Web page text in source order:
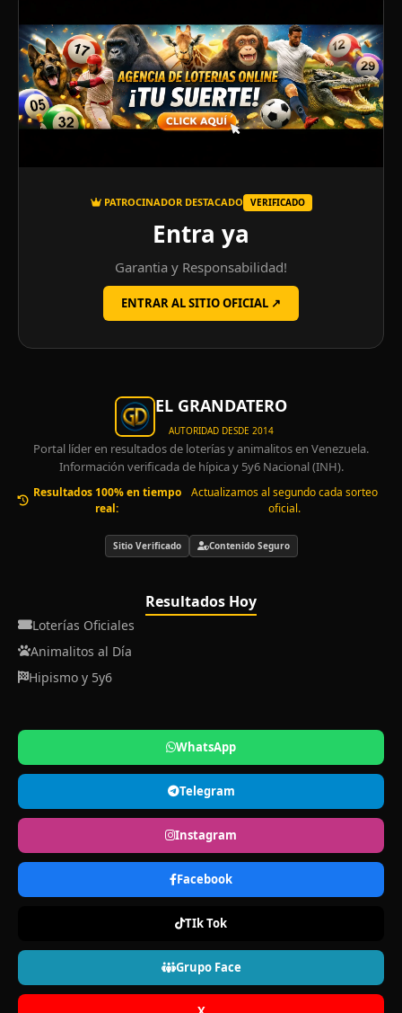
PATROCINADOR DESTACADO VERIFICADO
Entra ya
Garantia y Responsabilidad!
ENTRAR AL SITIO OFICIAL ↗
EL GRANDATERO
AUTORIDAD DESDE 2014
Portal líder en resultados de loterías y animalitos en Venezuela.
Información verificada de hípica y 5y6 Nacional (INH).
Resultados 100% en tiempo
real:
Actualizamos al segundo cada sorteo
oficial.
Sitio Verificado Contenido Seguro
Resultados Hoy
Loterías Oficiales
Animalitos al Día
Hipismo y 5y6
WhatsApp
Telegram
Instagram
Facebook
TIk Tok
Grupo Face